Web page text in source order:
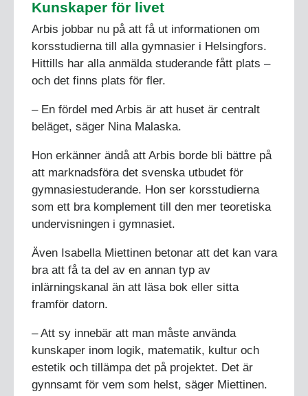
Kunskaper för livet
Arbis jobbar nu på att få ut informationen om
korsstudierna till alla gymnasier i Helsingfors.
Hittills har alla anmälda studerande fått plats –
och det finns plats för fler.
– En fördel med Arbis är att huset är centralt
beläget, säger Nina Malaska.
Hon erkänner ändå att Arbis borde bli bättre på
att marknadsföra det svenska utbudet för
gymnasiestuderande. Hon ser korsstudierna
som ett bra komplement till den mer teoretiska
undervisningen i gymnasiet.
Även Isabella Miettinen betonar att det kan vara
bra att få ta del av en annan typ av
inlärningskanal än att läsa bok eller sitta
framför datorn.
– Att sy innebär att man måste använda
kunskaper inom logik, matematik, kultur och
estetik och tillämpa det på projektet. Det är
gynnsamt för vem som helst, säger Miettinen.